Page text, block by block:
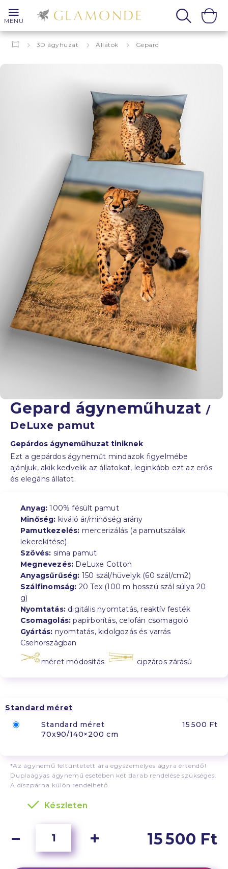
MENU
3D ágyhuzat Állatok Gepard
Gepard ágyneműhuzat /
DeLuxe pamut
Gepárdos ágyneműhuzat tiniknek
Ezt a gepárdos ágyneműt mindazok figyelmébe
ajánljuk, akik kedvelik az állatokat, leginkább ezt az erős
és elegáns állatot.
Anyag: 100% fésült pamut
Minőség: kiváló ár/minőség arány
Pamutkezelés: mercerizálás (a pamutszálak
lekerekítése)
Szövés: sima pamut
Megnevezés: DeLuxe Cotton
Anyagsűrűség: 150 szál/hüvelyk (60 szál/cm2)
Szálfinomság: 20 Tex (100 m hosszú szál súlya 20
g)
Nyomtatás: digitális nyomtatás, reaktív festék
Csomagolás: papírborítás, celofán csomagoló
Gyártás: nyomtatás, kidolgozás és varrás
Csehországban
méret módosítás cipzáros zárású
Standard méret
Standard méret
70x90/140×200 cm
15 500 Ft
*Az ágynemű feltüntetett ára egyszemélyes ágyra értendő!
Duplaágyas ágynemű esetében két darab rendelése szükséges.
A díszpárna külön rendelhető.
Készleten
15 500 Ft